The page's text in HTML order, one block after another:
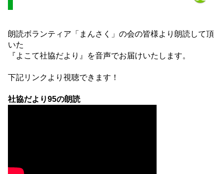
朗読ボランティア「まんさく」の会の皆様より朗読して頂
いた
『よこて社協だより』を音声でお届けいたします。
下記リンクより視聴できます！
社協だより95の朗読